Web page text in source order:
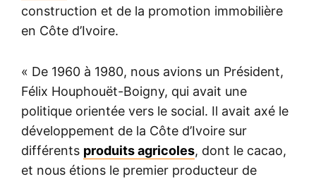
construction et de la promotion immobilière
en Côte d’Ivoire.
« De 1960 à 1980, nous avions un Président,
Félix Houphouët-Boigny, qui avait une
politique orientée vers le social. Il avait axé le
développement de la Côte d’Ivoire sur
différents produits agricoles, dont le cacao,
et nous étions le premier producteur de